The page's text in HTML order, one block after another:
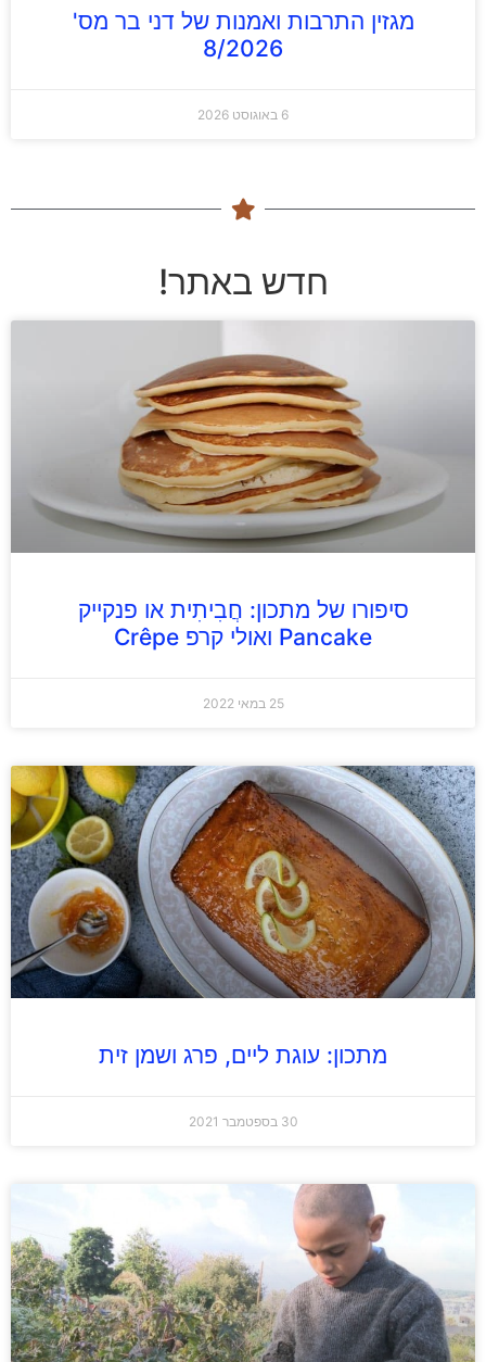
מגזין התרבות ואמנות של דני בר מס'
8/2026
6 באוגוסט 2026
חדש באתר!
סיפורו של מתכון: חֲבִיתִית או פנקייק
Pancake ואולי קרפ Crêpe
25 במאי 2022
מתכון: עוגת ליים, פרג ושמן זית
30 בספטמבר 2021